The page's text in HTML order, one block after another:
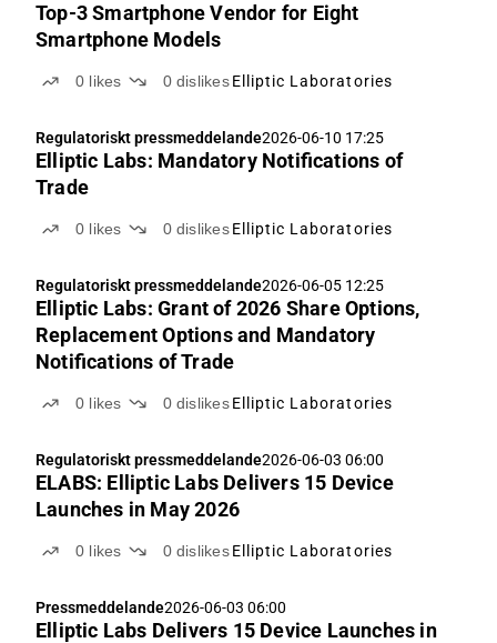
Top-3 Smartphone Vendor for Eight
Smartphone Models
0 likes 0 dislikes Elliptic Laboratories
Regulatoriskt pressmeddelande2026-06-10 17:25
Elliptic Labs: Mandatory Notifications of
Trade
0 likes 0 dislikes Elliptic Laboratories
Regulatoriskt pressmeddelande2026-06-05 12:25
Elliptic Labs: Grant of 2026 Share Options,
Replacement Options and Mandatory
Notifications of Trade
0 likes 0 dislikes Elliptic Laboratories
Regulatoriskt pressmeddelande2026-06-03 06:00
ELABS: Elliptic Labs Delivers 15 Device
Launches in May 2026
0 likes 0 dislikes Elliptic Laboratories
Pressmeddelande2026-06-03 06:00
Elliptic Labs Delivers 15 Device Launches in